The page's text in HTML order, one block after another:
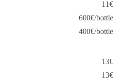
11€
600€/bottle
400€/bottle
13€
13€